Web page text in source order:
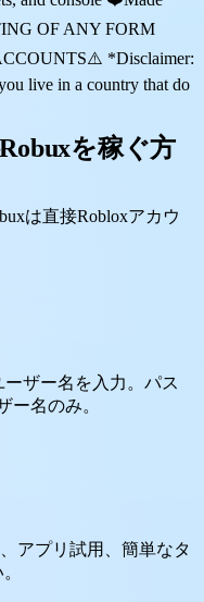
OF ANY FORM
*Disclaimer:
live in a country that do
を稼ぐ方
は直接Robloxアカウ
ーザー名を入力。パス
ー名のみ。
アプリ試用、簡単なタ